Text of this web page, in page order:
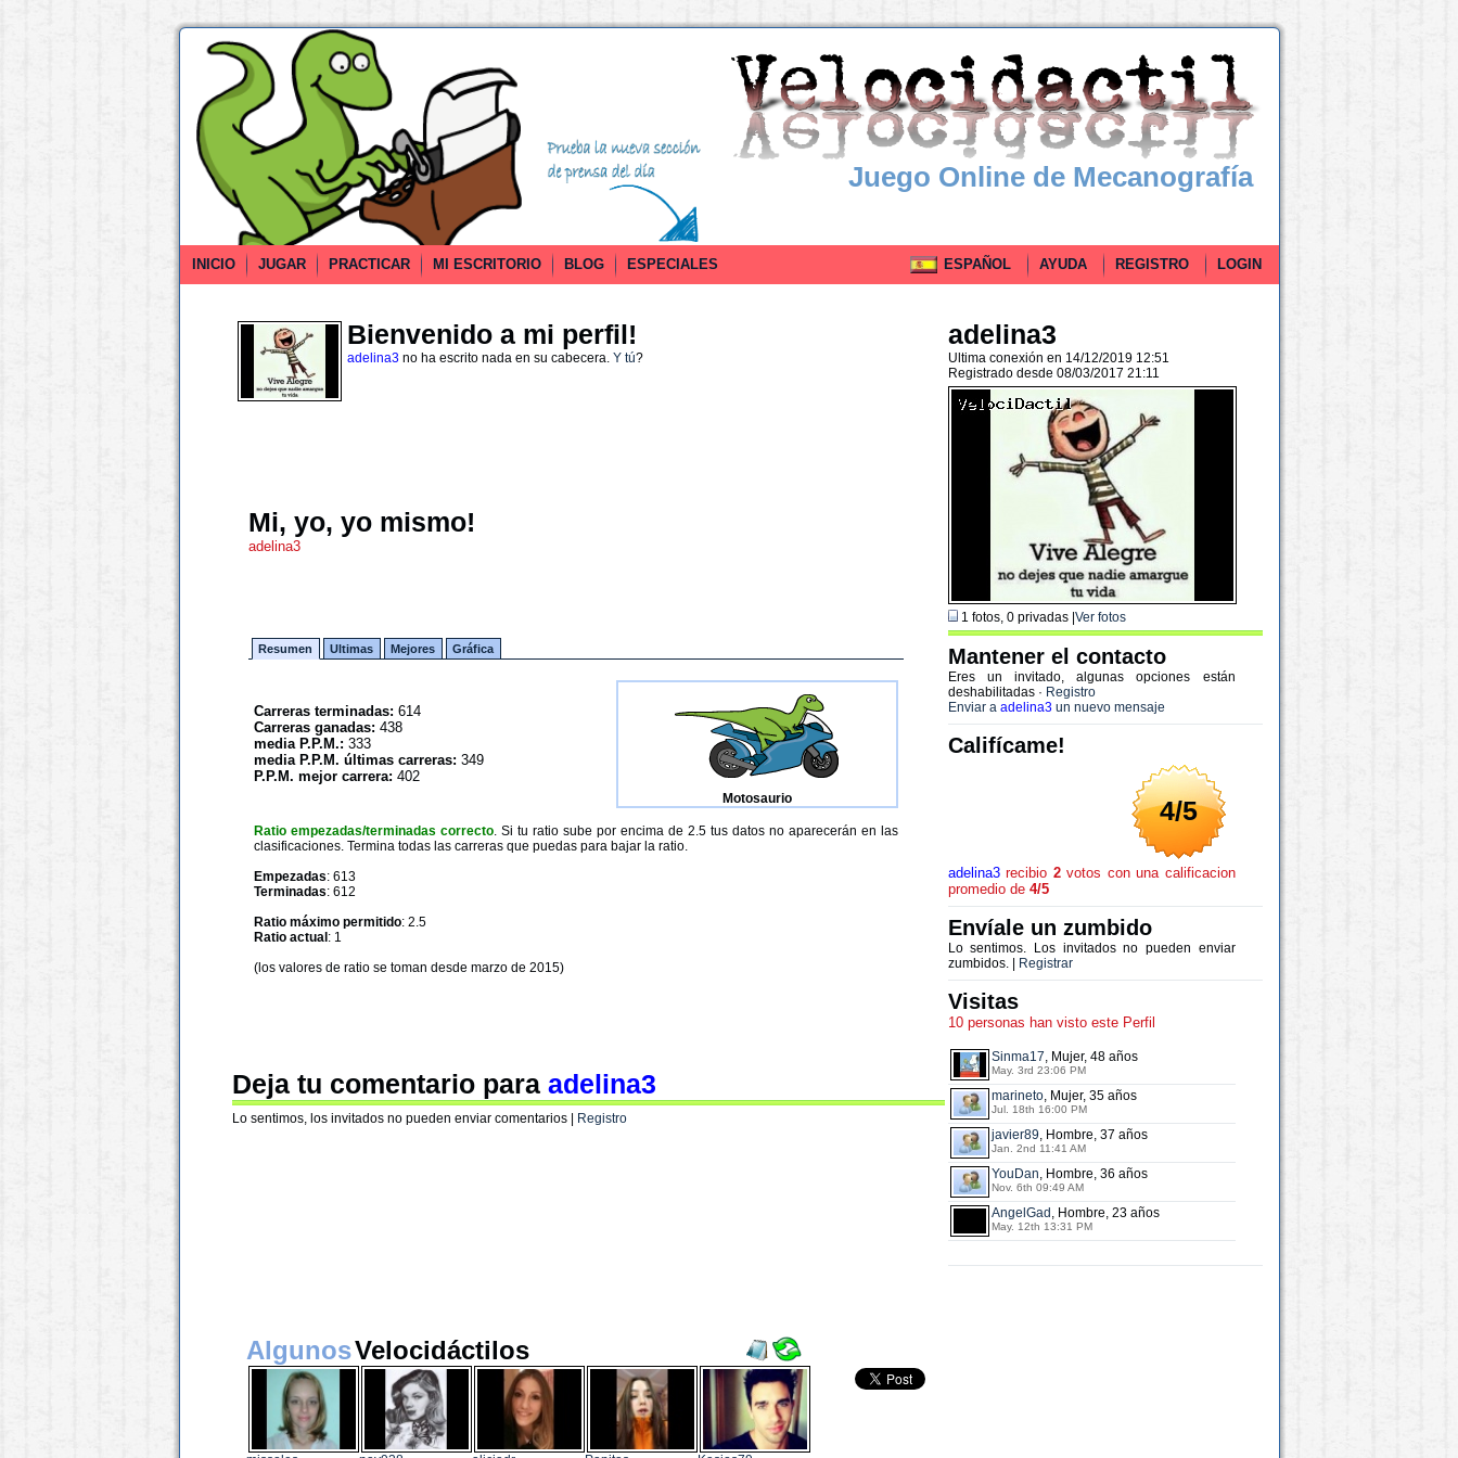
Juego Online de Mecanografía
INICIO JUGAR PRACTICAR MI ESCRITORIO BLOG ESPECIALES ESPAÑOL AYUDA REGISTRO LOGIN
Bienvenido a mi perfil!
adelina3no ha escrito nada en su cabecera. Y tú?
Mi, yo, yo mismo!
adelina3
Resumen Ultimas Mejores Gráfica
Carreras terminadas: 614
Carreras ganadas: 438
media P.P.M.: 333
media P.P.M. últimas carreras: 349
P.P.M. mejor carrera: 402
Motosaurio
Ratio empezadas/terminadas correcto. Si tu ratio sube por encima de 2.5 tus datos no aparecerán en las
clasificaciones. Termina todas las carreras que puedas para bajar la ratio.
Empezadas: 613
Terminadas: 612
Ratio máximo permitido: 2.5
Ratio actual : 1
(los valores de ratio se toman desde marzo de 2015)
Deja tu comentario para adelina3
Lo sentimos, los invitados no pueden enviar comentarios | Registro
adelina3
Ultima conexión en 14/12/2019 12:51
Registrado desde 08/03/2017 21:11
1 fotos, 0 privadas | Ver fotos
Mantener el contacto
Eres un invitado, algunas opciones están
deshabilitadas · Registro
Enviar a adelina3un nuevo mensaje
Califícame!
4/5
adelina3recibio 2votos con una calificacion
promedio de 4/5
Envíale un zumbido
Lo sentimos. Los invitados no pueden enviar
zumbidos. |
Registrar
Visitas
10 personas han visto este Perfil
Sinma17, Mujer, 48 años
May. 3rd 23:06 PM
marineto, Mujer, 35 años
Jul. 18th 16:00 PM
javier89, Hombre, 37 años
Jan. 2nd 11:41 AM
YouDan, Hombre, 36 años
Nov. 6th 09:49 AM
AngelGad , Hombre, 23 años
May. 12th 13:31 PM
AlgunosVelocidáctilos